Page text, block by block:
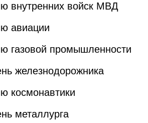
внутренних войск МВД
авиации
газовой промышленности
железнодорожника
космонавтики
металлурга